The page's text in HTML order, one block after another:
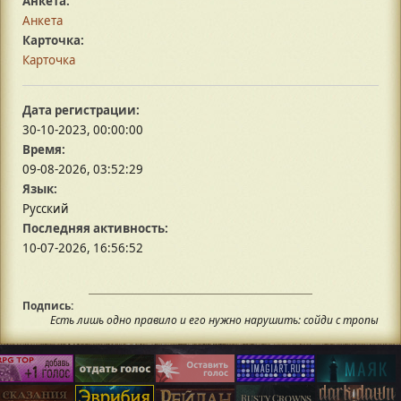
Анкета
Карточка:
Карточка
Дата регистрации:
30-10-2023, 00:00:00
Время:
09-08-2026, 03:52:29
Язык:
Русский
Последняя активность:
10-07-2026, 16:56:52
Подпись:
Есть лишь одно правило и его нужно нарушить: сойди с тропы